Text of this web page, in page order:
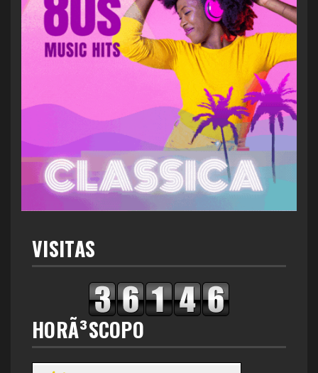
VISITAS
HORÃ³SCOPO